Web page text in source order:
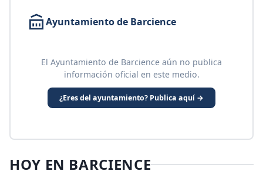
Ayuntamiento de Barcience
El Ayuntamiento de Barcience aún no publica
información oficial en este medio.
¿Eres del ayuntamiento? Publica aquí →
HOY EN BARCIENCE